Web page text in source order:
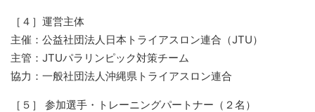
［４］運営主体
主催：公益社団法人日本トライアスロン連合（JTU）
主管：JTUパラリンピック対策チーム
協力：一般社団法人沖縄県トライアスロン連合
［５］ 参加選手・トレーニングパートナー（２名）